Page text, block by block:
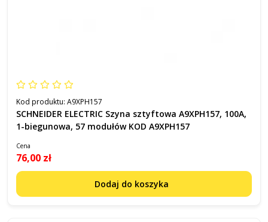
Kod produktu: A9XPH157
SCHNEIDER ELECTRIC Szyna sztyftowa A9XPH157, 100A,
1-biegunowa, 57 modułów KOD A9XPH157
Cena
76,00 zł
Dodaj do koszyka